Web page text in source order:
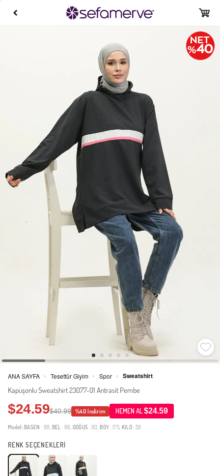
ANA SAYFA > Tesettür Giyim > Spor > Sweatshirt
Kapüşonlu Sweatshirt 23077-01 Antrasit Pembe
$24.59$40.99 %40 İndirim HEMEN AL$24.59
Model: BASEN : 98, BEL : 66, GÖĞÜS : 90, BOY : 175, KILO: 59
RENK SEÇENEKLERİ